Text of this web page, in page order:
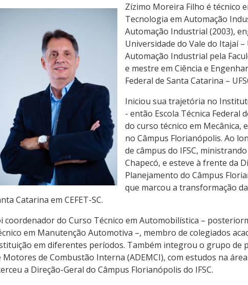
Zízimo Moreira Filho é técnico
Tecnologia em Automação
Automação Industrial (2003),
Universidade do Vale do Itajaí
Automação Industrial pela
e mestre em Ciência e
Federal de Santa Catarina –
Iniciou sua trajetória no
- então Escola Técnica Federal
do curso técnico em Mecânica,
no Câmpus Florianópolis. Ao
de câmpus do IFSC,
Chapecó, e esteve à frente da
Planejamento do Câmpus
que marcou a transformação
Catarina em CEFET-SC.
coordenador do Curso Técnico em Automobilística –
em Manutenção Automotiva –, membro de colegiados
em diferentes períodos. Também integrou o grupo de
Motores de Combustão Interna (ADEMCI), com estudos na
a Direção-Geral do Câmpus Florianópolis do IFSC.